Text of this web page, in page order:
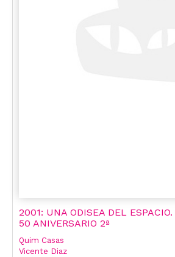
2001: UNA ODISEA DEL
50 ANIVERSARIO 2ª
Quim Casas
Vicente Diaz